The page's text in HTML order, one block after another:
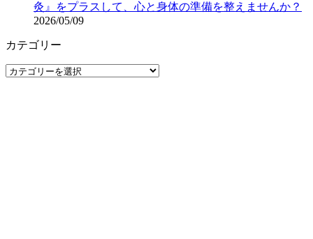
灸』をプラスして、心と身体の準備を整えませんか？
2026/05/09
カテゴリー
カ